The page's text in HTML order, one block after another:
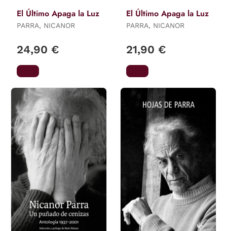
El Último Apaga la Luz
PARRA, NICANOR
24,90 €
El Último Apaga la Luz
PARRA, NICANOR
21,90 €